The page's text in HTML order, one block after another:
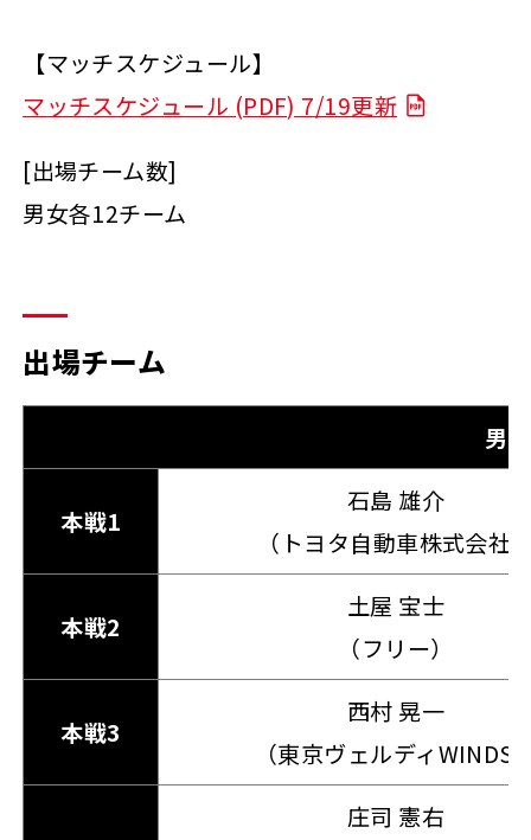
【マッチスケジュール】
マッチスケジュール (PDF) 7/19更新
[出場チーム数]
男女各12チーム
出場チーム
男子
本戦1
石島 雄介
（トヨタ自動車株式会社
本戦2
土屋 宝士
（フリー）
本戦3
西村 晃一
（東京ヴェルディWINDS
庄司 憲右